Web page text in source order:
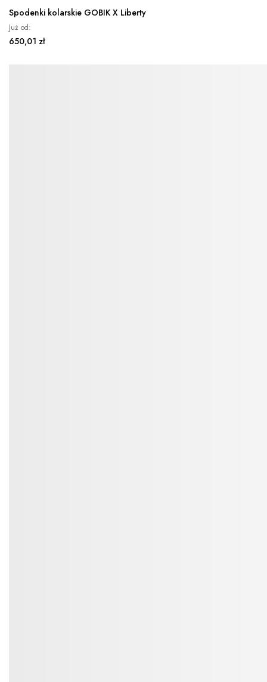
Spodenki kolarskie GOBIK X Liberty
Już od
650,01 zł